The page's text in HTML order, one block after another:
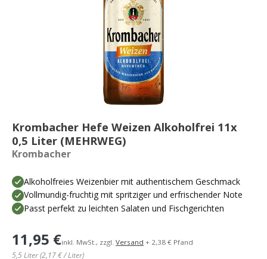
Krombacher Hefe Weizen Alkoholfrei 11x
0,5 Liter (MEHRWEG)
Krombacher
Alkoholfreies Weizenbier mit authentischem Geschmack
Vollmundig-fruchtig mit spritziger und erfrischender Note
Passt perfekt zu leichten Salaten und Fischgerichten
11,95 €
5,5 Liter (2,17 € / Liter)
inkl. MwSt., zzgl. Versand + 2,38 € Pfand